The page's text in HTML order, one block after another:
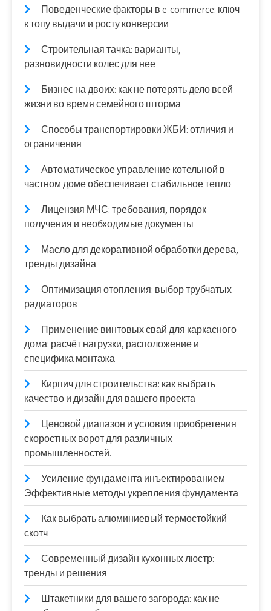
Поведенческие факторы в e-commerce: ключ
к топу выдачи и росту конверсии
Строительная тачка: варианты,
разновидности колес для нее
Бизнес на двоих: как не потерять дело всей
жизни во время семейного шторма
Способы транспортировки ЖБИ: отличия и
ограничения
Автоматическое управление котельной в
частном доме обеспечивает стабильное тепло
Лицензия МЧС: требования, порядок
получения и необходимые документы
Масло для декоративной обработки дерева,
тренды дизайна
Оптимизация отопления: выбор трубчатых
радиаторов
Применение винтовых свай для каркасного
дома: расчёт нагрузки, расположение и
специфика монтажа
Кирпич для строительства: как выбрать
качество и дизайн для вашего проекта
Ценовой диапазон и условия приобретения
скоростных ворот для различных
промышленностей.
Усиление фундамента инъектированием —
Эффективные методы укрепления фундамента
Как выбрать алюминиевый термостойкий
скотч
Современный дизайн кухонных люстр:
тренды и решения
Штакетники для вашего загорода: как не